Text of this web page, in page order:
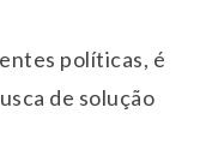
políticas, é
de solução